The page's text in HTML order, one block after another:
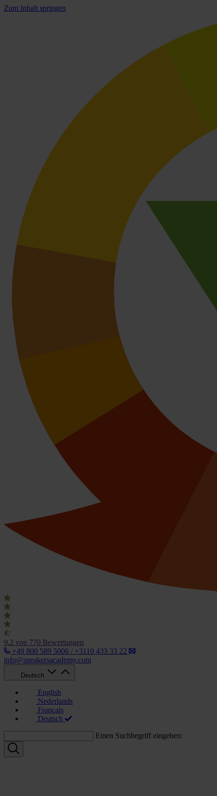
Zum Inhalt springen
9.2 von 770 Bewertungen
+49 800 589 5006 / +3110 433 33 22
info@speakersacademy.com
Deutsch
English
Nederlands
Français
Deutsch
Einen Suchbegriff eingeben: